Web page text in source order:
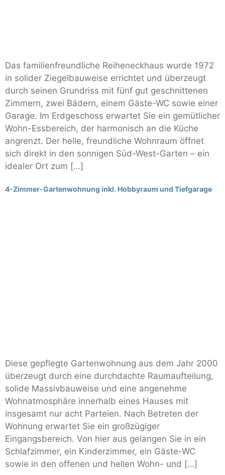
Das familienfreundliche Reiheneckhaus wurde 1972
in solider Ziegelbauweise errichtet und überzeugt
durch seinen Grundriss mit fünf gut geschnittenen
Zimmern, zwei Bädern, einem Gäste-WC sowie einer
Garage. Im Erdgeschoss erwartet Sie ein gemütlicher
Wohn-Essbereich, der harmonisch an die Küche
angrenzt. Der helle, freundliche Wohnraum öffnet
sich direkt in den sonnigen Süd-West-Garten – ein
idealer Ort zum […]
4-Zimmer-Gartenwohnung inkl. Hobbyraum und Tiefgarage
Diese gepflegte Gartenwohnung aus dem Jahr 2000
überzeugt durch eine durchdachte Raumaufteilung,
solide Massivbauweise und eine angenehme
Wohnatmosphäre innerhalb eines Hauses mit
insgesamt nur acht Parteien. Nach Betreten der
Wohnung erwartet Sie ein großzügiger
Eingangsbereich. Von hier aus gelangen Sie in ein
Schlafzimmer, ein Kinderzimmer, ein Gäste-WC
sowie in den offenen und hellen Wohn- und […]